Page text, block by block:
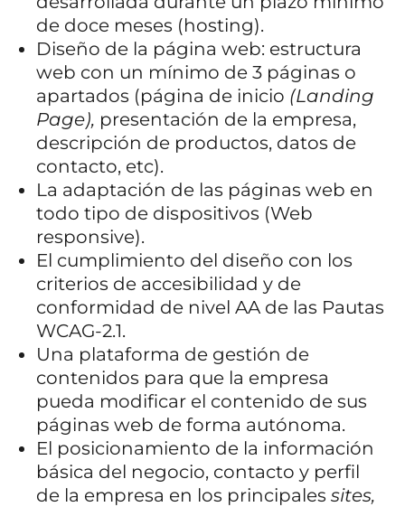
de doce meses (hosting).
Diseño de la página web: estructura
web con un mínimo de 3 páginas o
apartados (página de inicio (Landing
Page), presentación de la empresa,
descripción de productos, datos de
contacto, etc).
La adaptación de las páginas web en
todo tipo de dispositivos (Web
responsive).
El cumplimiento del diseño con los
criterios de accesibilidad y de
conformidad de nivel AA de las Pautas
WCAG-2.1.
Una plataforma de gestión de
contenidos para que la empresa
pueda modificar el contenido de sus
páginas web de forma autónoma.
El posicionamiento de la información
básica del negocio, contacto y perfil
de la empresa en los principales sites,